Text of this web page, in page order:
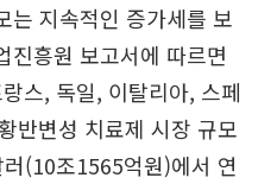
는 지속적인 증가세를 보
진흥원 보고서에 따르면
스, 독일, 이탈리아, 스페
반변성 치료제 시장 규모
(10조1565억원)에서 연